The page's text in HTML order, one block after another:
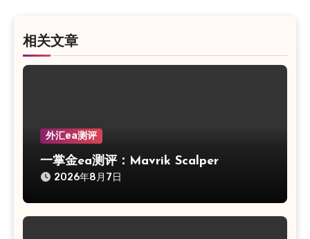
相关文章
外汇ea测评
一掌金ea测评：Mavrik Scalper
2026年8月7日